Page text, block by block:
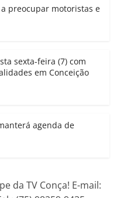
m
preocupar motoristas e
sexta-feira (7) com
em Conceição
agenda de
da TV Conça! E-mail: